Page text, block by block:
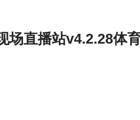
场直播站v4.2.28体